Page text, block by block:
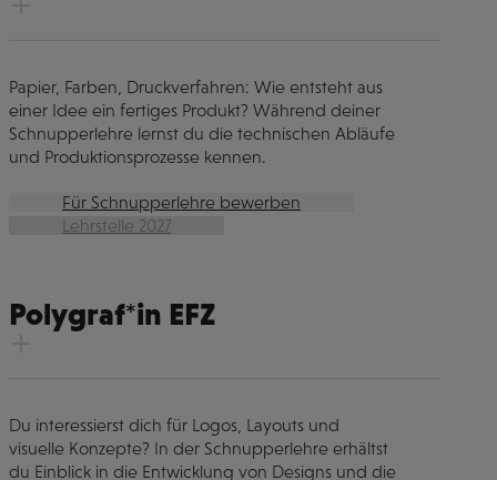
Papier, Farben, Druckverfahren: Wie entsteht aus
einer Idee ein fertiges Produkt? Während deiner
Schnupperlehre lernst du die technischen Abläufe
und Produktionsprozesse kennen.
Für Schnupperlehre bewerben
Lehrstelle 2027
Polygraf*in EFZ
Du interessierst dich für Logos, Layouts und
visuelle Konzepte? In der Schnupperlehre erhältst
du Einblick in die Entwicklung von Designs und die